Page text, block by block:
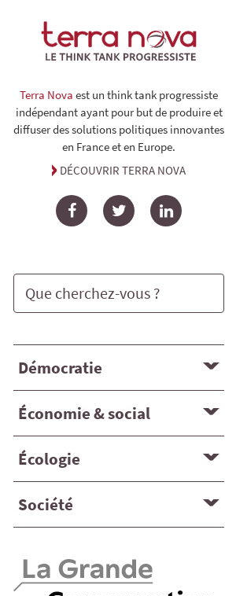
Terra Nova est un think tank progressiste
indépendant ayant pour but de produire et
diffuser des solutions politiques innovantes
en France et en Europe.
DÉCOUVRIR TERRA NOVA
FacebookTwitterLinkedIn
Démocratie
Économie & social
Écologie
Société